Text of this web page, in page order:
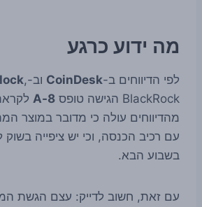
מה ידוע כרגע
לפי הדיווחים ב-CoinDesk וב-,
BlackRock הגישה טופס
8-A
מהדיווחים עולה כי מדובר במוצר
עם רכיב הכנסה, וכי יש ציפייה
בשבוע הבא.
עם זאת, חשוב לדייק: עצם הגשת